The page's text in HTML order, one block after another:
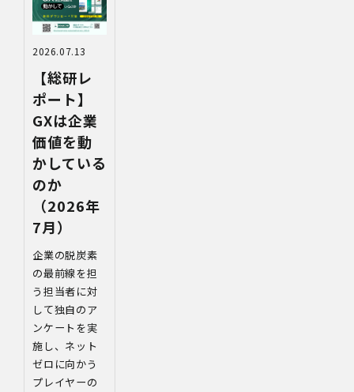
2026.07.13
【総研レ
ポート】
GXは企業
価値を動
かしている
のか
（2026年
7月）
企業の脱炭素
の最前線を担
う担当者に対
して独自のア
ンケートを実
施し、ネット
ゼロに向かう
プレイヤーの